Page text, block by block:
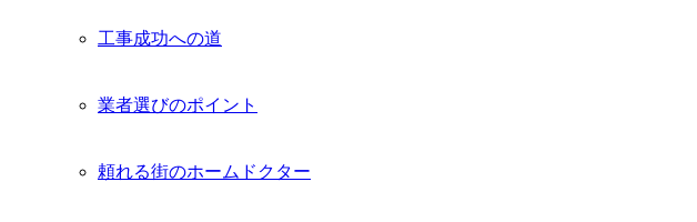
工事成功への道
業者選びのポイント
頼れる街のホームドクター